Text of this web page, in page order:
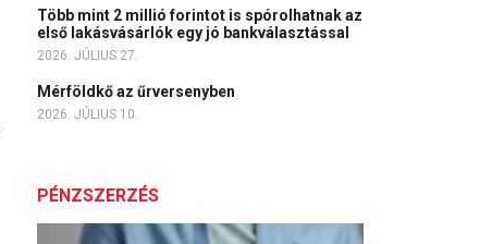
Több mint 2 millió forintot is spórolhatnak az
első lakásvásárlók egy jó bankválasztással
2026. JÚLIUS 27.
Mérföldkő az űrversenyben
2026. JÚLIUS 10.
PÉNZSZERZÉS